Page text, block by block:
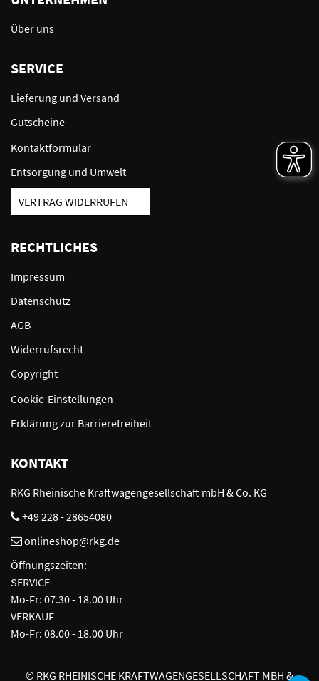
Über uns
SERVICE
Lieferung und Versand
Gutscheine
Kontaktformular
Entsorgung und Umwelt
VERTRAG WIDERRUFEN
RECHTLICHES
Impressum
Datenschutz
AGB
Widerrufsrecht
Copyright
Cookie-Einstellungen
Erklärung zur Barrierefreiheit
KONTAKT
RKG Rheinische Kraftwagengesellschaft mbH & Co. KG
+49 228 - 28654080
onlineshop@rkg.de
Öffnungszeiten:
SERVICE
Mo-Fr: 07.30 - 18.00 Uhr
VERKAUF
Mo-Fr: 08.00 - 18.00 Uhr
© RKG RHEINISCHE KRAFTWAGENGESELLSCHAFT MBH &